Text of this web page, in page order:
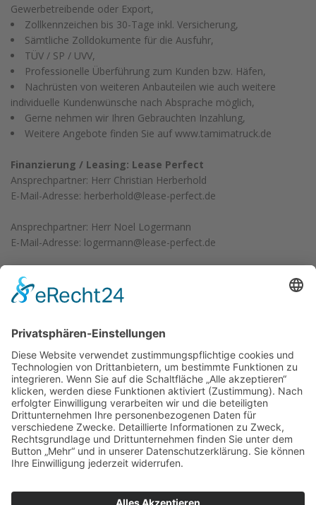
Gewerbetreibende oder Export,
Zollkennzeichen bis 30-Tage inkl. Versicherung,
Sämtliche Zolldokumente für die Ausfuhr,
TÜV / SP / UVV,
Professionelle Überführung zum Kunden bzw. Häfen,
Nachrüsten von weiteren Anbauteilen wie auch weitere
individuelle Kundenwünsche nach Absprache möglich,
Gerne nehmen wir Ihren Gebrauchten Inzahlung,
Weitere Angebote finden Sie auf www.tamimatruck.de
Finanzierung / Leasing: Lease Perfect
Ansprechpartner: Herr Christian Herberhold
E-Mail-Adresse: herberhold@lease-perfect.de
Ansprechpartner: Herr Noel Logermann
E-Mail-Adresse: logermann@lease-perfect.de
* Weitere Informationen zum offiziellen Kraftstoffverbrauch und
zu den offiziellen spezifischen CO2-Emissionen und
Leitfaden über den offiziellen Kraftstoffverbrauch, die offiziellen
spezifischen CO2-Emissionen und den offiziellen
Stromverbrauch neuer PKW entnommen werden, der an allen
Verkaufsstellen und bei der Deutschen Automobil Treuhand
GmbH unentgeltlich erhältlich ist unterwww.dat.de.